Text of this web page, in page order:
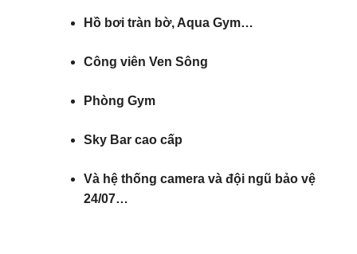
Hồ bơi tràn bờ, Aqua Gym…
Công viên Ven Sông
Phòng Gym
Sky Bar cao cấp
Và hệ thống camera và đội ngũ bảo vệ
24/07…